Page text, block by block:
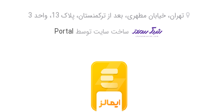
ساخت سایت توسط Portal
تهران، خیابان مطهری، بعد از ترکمنستان، پلاک 13، واحد 3